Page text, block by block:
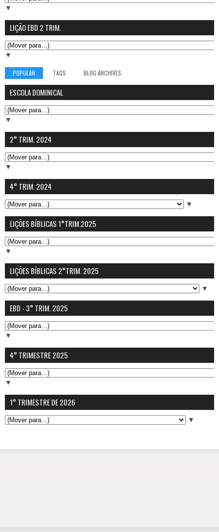
▼
LIÇÃO EBD 2 TRIM.
▼
POPULAR TAGS BLOG ARCHIVES
ESCOLA DOMINICAL
▼
2° TRIM. 2024
▼
4° TRIM. 2024
▼
LIÇÕES BÍBLICAS 1°TRIM.2025
▼
LIÇÕES BÍBLICAS 2°TRIM. 2025
▼
EBD - 3° TRIM. 2025
▼
4° TRIMESTRE 2025
▼
1° TRIMESTRE DE 2026
▼